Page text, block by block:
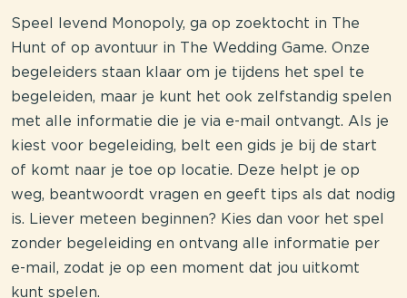
Speel levend Monopoly, ga op zoektocht in The
Hunt of op avontuur in The Wedding Game. Onze
begeleiders staan klaar om je tijdens het spel te
begeleiden, maar je kunt het ook zelfstandig spelen
met alle informatie die je via e-mail ontvangt. Als je
kiest voor begeleiding, belt een gids je bij de start
of komt naar je toe op locatie. Deze helpt je op
weg, beantwoordt vragen en geeft tips als dat nodig
is. Liever meteen beginnen? Kies dan voor het spel
zonder begeleiding en ontvang alle informatie per
e-mail, zodat je op een moment dat jou uitkomt
kunt spelen.